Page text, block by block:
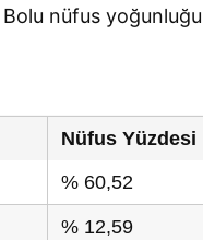
nüfus yoğunluğu
Nüfus Yüzdesi
% 60,52
% 12,59